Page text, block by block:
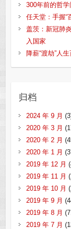
300年前的哲
任天堂：手握“
盖茨：新冠肺
入国家
降薪“渡劫”人
归档
2024 年 9 月
2020 年 3 月
2020 年 2 月
2020 年 1 月
2019 年 12 月
2019 年 11 月
2019 年 10 月
2019 年 9 月
2019 年 8 月
2019 年 7 月